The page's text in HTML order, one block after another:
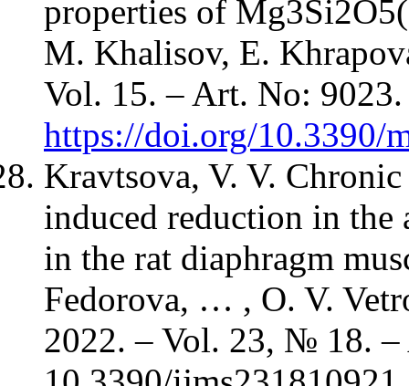
properties of
M. Khalisov, E.
Vol. 15. – Art. No:
https://doi.org/10.3390/
Kravtsova, V. V.
induced reduction in the
in the rat diaphragm
Fedorova, … , O. V.
2022. – Vol. 23, № 18.